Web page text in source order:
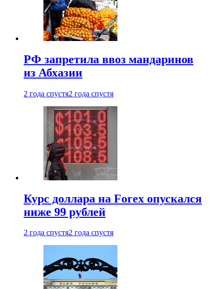
РФ запретила ввоз мандаринов
из Абхазии
2 года спустя2 года спустя
Курс доллара на Forex опускался
ниже 99 рублей
2 года спустя2 года спустя